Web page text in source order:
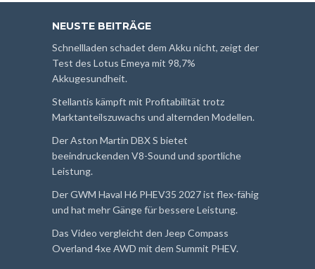
NEUSTE BEITRÄGE
Schnellladen schadet dem Akku nicht, zeigt der
Test des Lotus Emeya mit 98,7%
Akkugesundheit.
Stellantis kämpft mit Profitabilität trotz
Marktanteilszuwachs und alternden Modellen.
Der Aston Martin DBX S bietet
beeindruckenden V8-Sound und sportliche
Leistung.
Der GWM Haval H6 PHEV35 2027 ist flex-fähig
und hat mehr Gänge für bessere Leistung.
Das Video vergleicht den Jeep Compass
Overland 4xe AWD mit dem Summit PHEV.